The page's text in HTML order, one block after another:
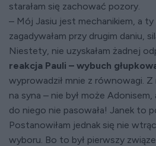
starałam się zachować pozory.
– Mój Jasiu jest mechanikiem, a
zagadywałam przy drugim daniu,
Niestety, nie uzyskałam żadnej
reakcja Pauli – wybuch
wyprowadził mnie z równowagi. Z
na syna – nie był może
do niego nie pasowała! Janek to
Postanowiłam jednak się nie
wyboru. Bo to był pierwszy